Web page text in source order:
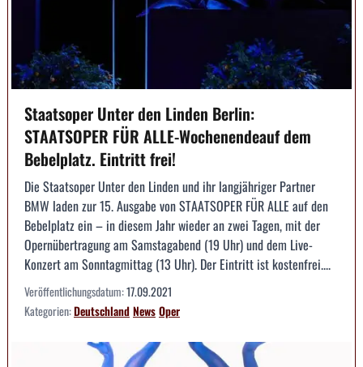
Staatsoper Unter den Linden Berlin:
STAATSOPER FÜR ALLE-Wochenendeauf dem
Bebelplatz. Eintritt frei!
Die Staatsoper Unter den Linden und ihr langjähriger Partner
BMW laden zur 15. Ausgabe von STAATSOPER FÜR ALLE auf den
Bebelplatz ein – in diesem Jahr wieder an zwei Tagen, mit der
Opernübertragung am Samstagabend (19 Uhr) und dem Live-
Konzert am Sonntagmittag (13 Uhr). Der Eintritt ist kostenfrei....
Veröffentlichungsdatum:17.09.2021
Kategorien:DeutschlandNewsOper